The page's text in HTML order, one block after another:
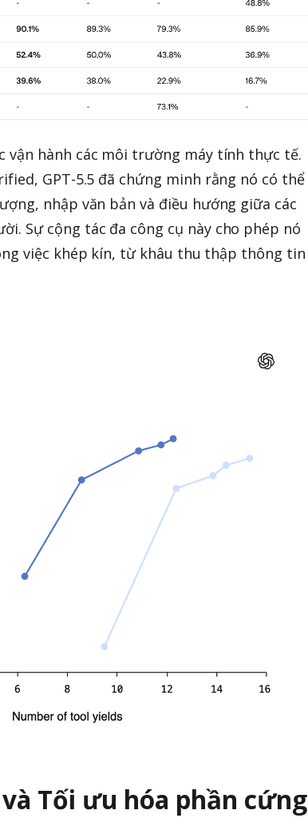
vận hành các môi trường máy tính thực tế.
GPT-5.5 đã chứng minh rằng nó có thể
nhập văn bản và điều hướng giữa các
Sự cộng tác đa công cụ này cho phép nó
việc khép kín, từ khâu thu thập thông tin
Tối ưu hóa phần cứng